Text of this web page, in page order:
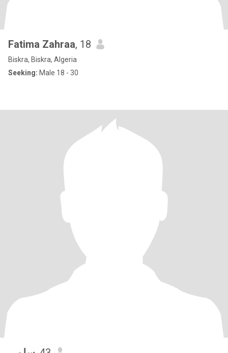
Fatima Zahraa, 18
Biskra, Biskra, Algeria
Seeking: Male 18 - 30